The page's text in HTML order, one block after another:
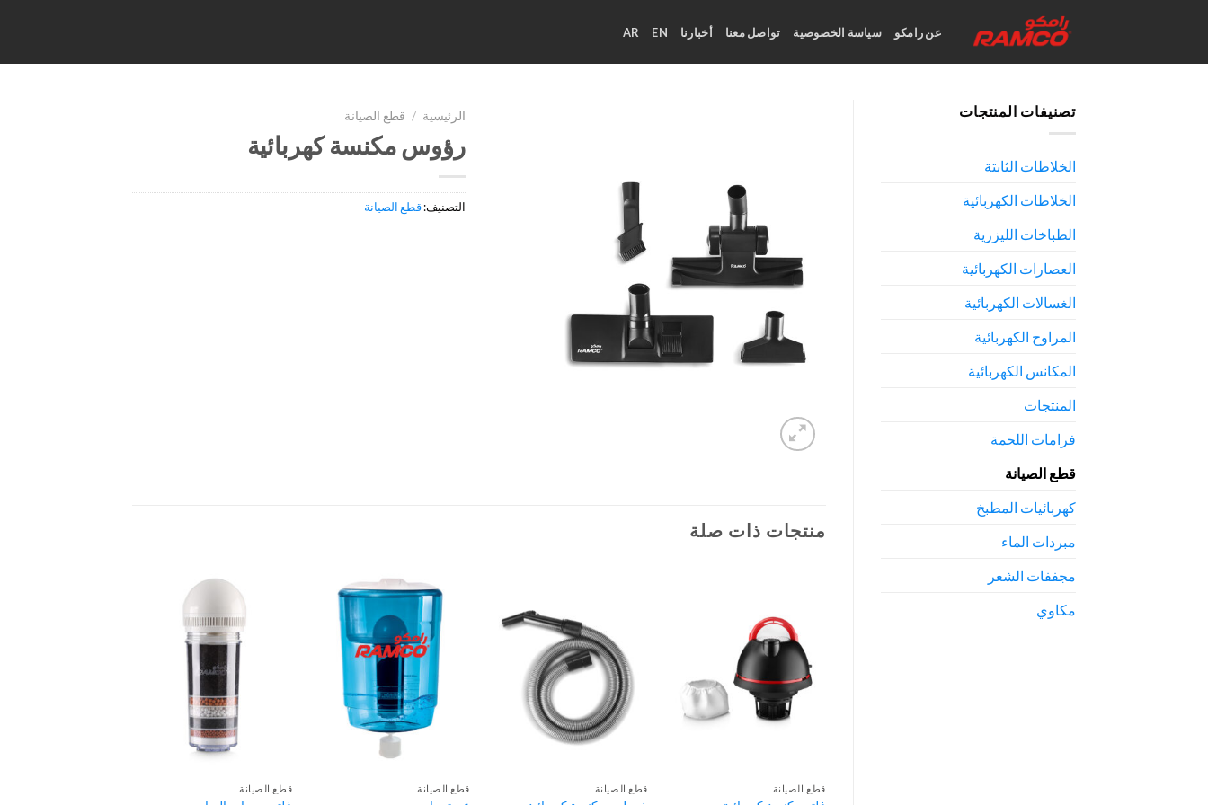
عن رامكو سياسة الخصوصية تواصل معنا أخبارنا EN
AR
تصنيفات المنتجات
الخلاطات الثابتة
الخلاطات الكهربائية
الطباخات الليزرية
العصارات الكهربائية
الغسالات الكهربائية
المراوح الكهربائية
المكانس الكهربائية
المنتجات
فرامات اللحمة
قطع الصيانة
كهربائيات المطبخ
مبردات الماء
مجففات الشعر
مكاوي
الرئيسية / قطع الصيانة
رؤوس مكنسة كهربائية
التصنيف:قطع الصيانة
منتجات ذات صلة
قطع الصيانة قطع الصيانة قطع الصيانة قطع الصيانة